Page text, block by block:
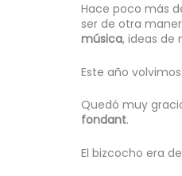
Hace poco más
ser de otra
música, ideas de
Este año
Quedó muy
fondant.
El bizcocho era